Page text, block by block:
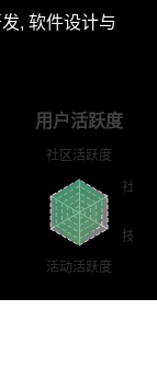
, 软件设计与
用户活跃度